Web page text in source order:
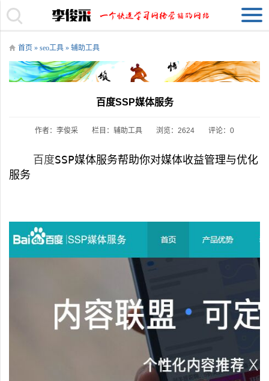
首页 » seo工具 » 辅助工具
百度SSP媒体服务
作者：李俊采 栏目： 辅助工具 浏览：2624 评论：0
百度SSP媒体服务帮助你对媒体收益管理与优化
服务